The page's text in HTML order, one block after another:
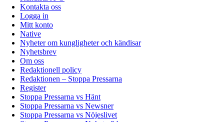
Kontakta oss
Logga in
Mitt konto
Native
Nyheter om kungligheter och kändisar
Nyhetsbrev
Om oss
Redaktionell policy
Redaktionen – Stoppa Pressarna
Register
Stoppa Pressarna vs Hänt
Stoppa Pressarna vs Newsner
Stoppa Pressarna vs Nöjeslivet